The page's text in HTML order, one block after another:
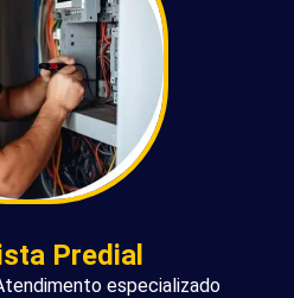
Predial
especializado